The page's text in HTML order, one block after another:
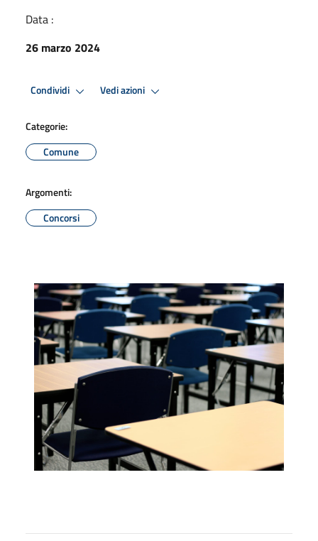
Data :
26 marzo 2024
Condividi Vedi azioni
Categorie:
Comune
Argomenti:
Concorsi